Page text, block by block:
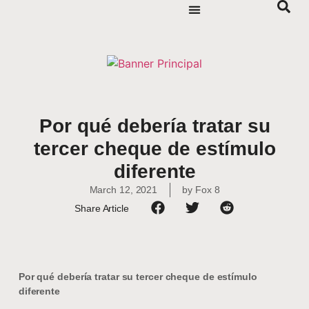
Por qué debería tratar su
tercer cheque de estímulo
diferente
March 12, 2021 by Fox 8
Share Article
Por qué debería tratar su tercer cheque de estímulo
diferente